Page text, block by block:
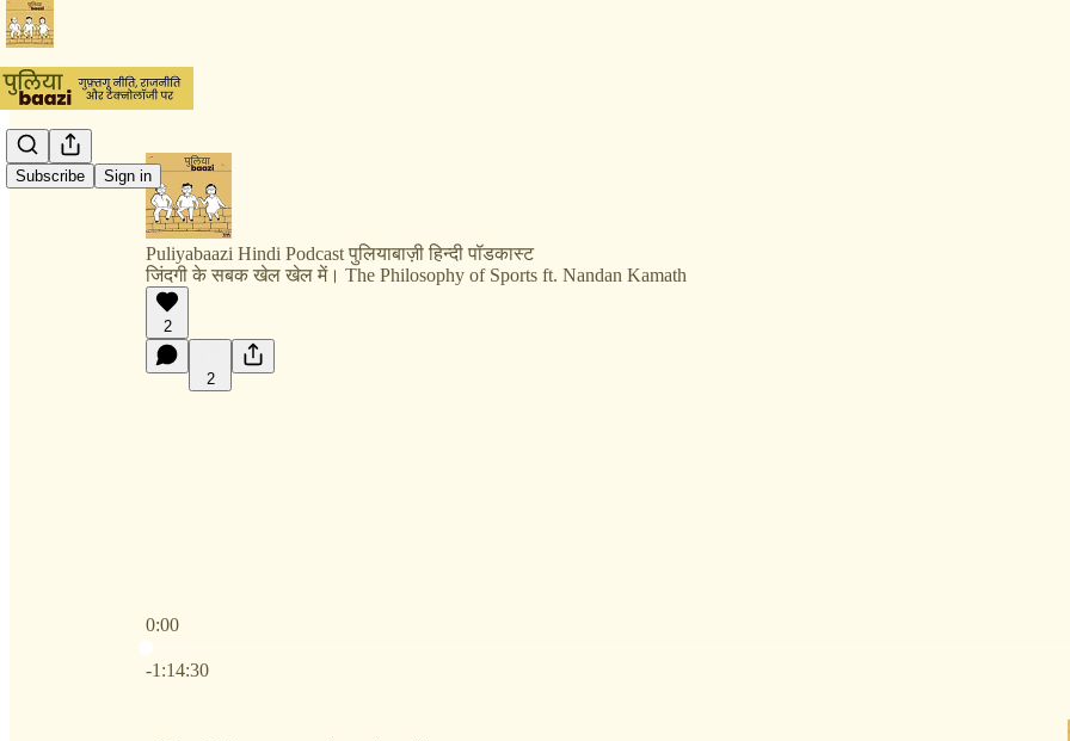
Subscribe Sign in
Puliyabaazi Hindi Podcast पुलियाबाज़ी हिन्दी पॉडकास्ट
जिंदगी के सबक खेल खेल में। The Philosophy of Sports ft. Nandan Kamath
2
2
0:00
-1:14:30